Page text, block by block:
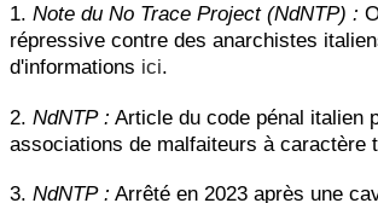
1. Note du No Trace Project (NdNTP) :
répressive contre des anarchistes
d'informations ici.
2. NdNTP : Article du code pénal italien
associations de malfaiteurs à caractère
3. NdNTP : Arrêté en 2023 après une